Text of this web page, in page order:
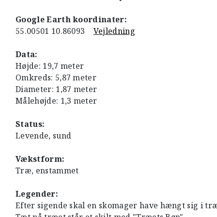
Google Earth koordinater:
55.00501 10.86093 Vejledning
Data:
Højde: 19,7 meter
Omkreds: 5,87 meter
Diameter: 1,87 meter
Målehøjde: 1,3 meter
Status:
Levende, sund
Vækstform:
Træ, enstammet
Legender:
Efter sigende skal en skomager have hængt sig i